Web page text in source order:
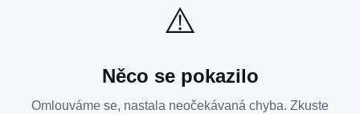
⚠️
Něco se pokazilo
Omlouváme se, nastala neočekávaná chyba. Zkuste